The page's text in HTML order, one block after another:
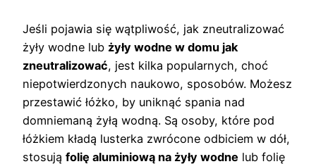
Jeśli pojawia się wątpliwość, jak zneutralizować
żyły wodne lub żyły wodne w domu jak
zneutralizować, jest kilka popularnych, choć
niepotwierdzonych naukowo, sposobów. Możesz
przestawić łóżko, by uniknąć spania nad
domniemaną żyłą wodną. Są osoby, które pod
łóżkiem kładą lusterka zwrócone odbiciem w dół,
stosują folię aluminiową na żyły wodne lub folię